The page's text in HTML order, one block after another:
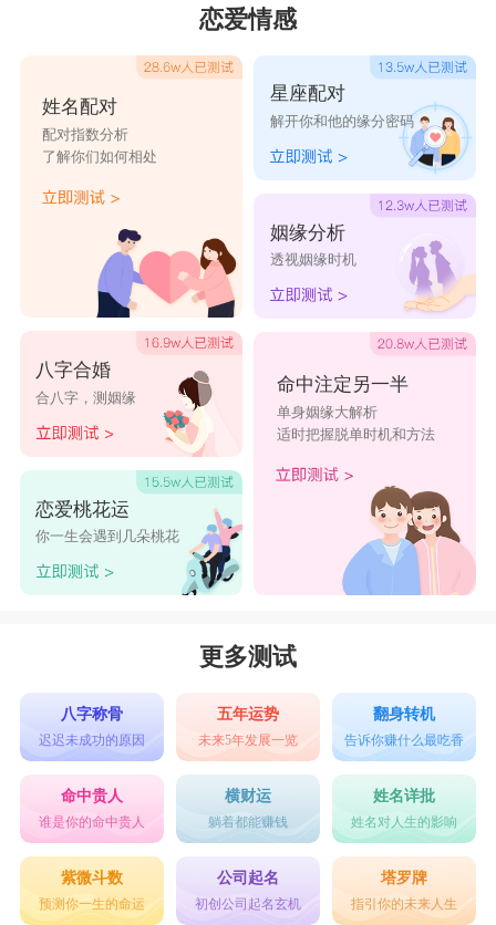
恋爱情感
姓名配对
配对指数分析
了解你们如何相处
八字合婚
合八字，测姻缘
恋爱桃花运
你一生会遇到几朵桃花
星座配对
解开你和他的缘分密码
姻缘分析
透视姻缘时机
命中注定另一半
单身姻缘大解析
适时把握脱单时机和方法
更多测试
八字称骨
迟迟未成功的原因
五年运势
未来5年发展一览
翻身转机
告诉你赚什么最吃香
命中贵人
谁是你的命中贵人
横财运
躺着都能赚钱
姓名详批
姓名对人生的影响
紫微斗数
预测你一生的命运
公司起名
初创公司起名玄机
塔罗牌
指引你的未来人生